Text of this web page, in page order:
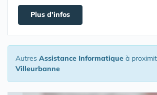
Plus d'infos
Autres Assistance Informatique à
Villeurbanne